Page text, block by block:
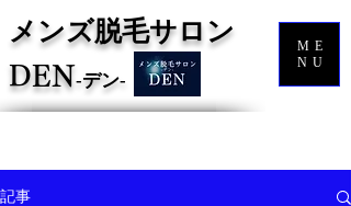
メンズ脱毛サロン
DEN‐デン‐
ME
NU
記事